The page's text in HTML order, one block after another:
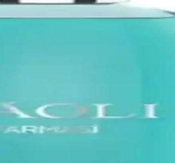
ve Notlar
ve karizmatik koku profiliyle gündelik kullanım
dengeli, sofistike
günlük kullanım için dengeli bir performans sunar;
Parfümü için ideal.